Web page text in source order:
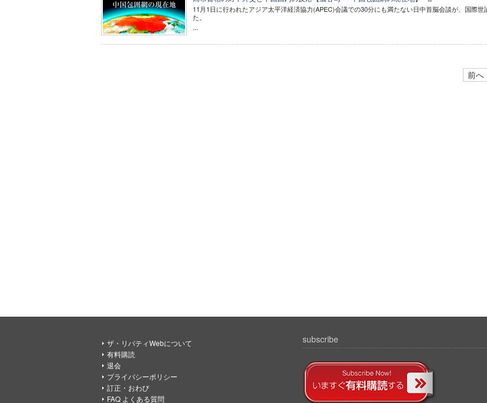
11月1日に行われたアジア太平洋経済協力(APEC)会議での30分にも満たない日中首脳会談が、国際世
た。
...
前へ
ザ・リバティWebについて
有料購読
退会
プライバシーポリシー
訂正・おわび
FAQ よくある質問
subscribe